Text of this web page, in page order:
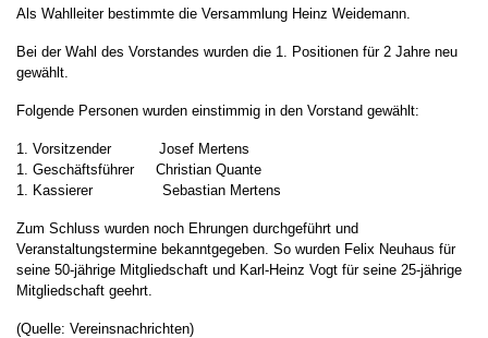
Als Wahlleiter bestimmte die Versammlung Heinz Weidemann.
Bei der Wahl des Vorstandes wurden die 1. Positionen für 2 Jahre neu
gewählt.
Folgende Personen wurden einstimmig in den Vorstand gewählt:
1. Vorsitzender Josef Mertens
1. Geschäftsführer Christian Quante
1. Kassierer Sebastian Mertens
Zum Schluss wurden noch Ehrungen durchgeführt und
Veranstaltungstermine bekanntgegeben. So wurden Felix Neuhaus für
seine 50-jährige Mitgliedschaft und Karl-Heinz Vogt für seine 25-jährige
Mitgliedschaft geehrt.
(Quelle: Vereinsnachrichten)